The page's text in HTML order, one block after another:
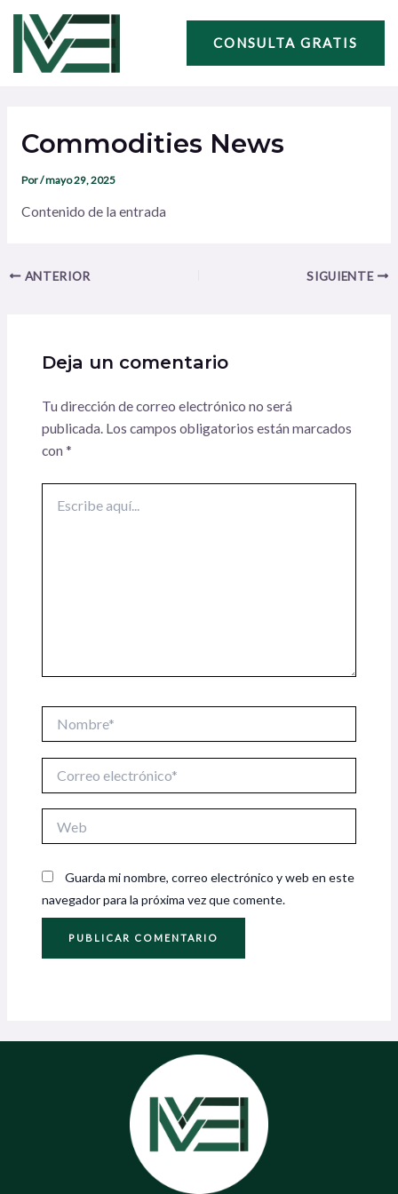
contenido
CONSULTA GRATIS
Commodities News
Por/mayo 29, 2025
Contenido de la entrada
entradas
ANTERIOR SIGUIENTE
Deja un comentario
Tu dirección de correo electrónico no será
publicada. Los campos obligatorios están marcados
con *
aquí...
electrónico*
Guarda mi nombre, correo electrónico y web en este
navegador para la próxima vez que comente.